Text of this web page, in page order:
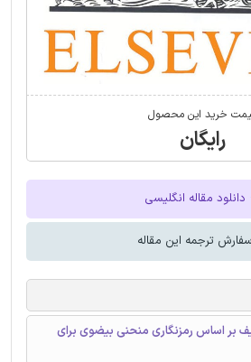
خرید این محصول
رایگان
دانلود مقاله انگلیسی
سفارش ترجمه این مقاله
بر اساس رمزنگاری منحنی بیضوی برای